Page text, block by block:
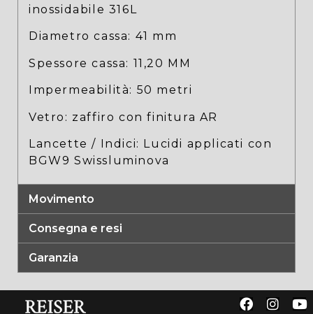
inossidabile 316L
Diametro cassa: 41 mm
Spessore cassa: 11,20 MM
Impermeabilità: 50 metri
Vetro: zaffiro con finitura AR
Lancette / Indici: Lucidi applicati con
BGW9 Swissluminova
Movimento
Consegna e resi
Garanzia